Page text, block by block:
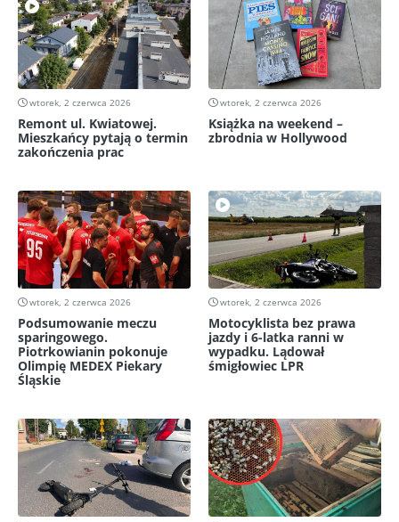
wtorek, 2 czerwca 2026
Remont ul. Kwiatowej.
Mieszkańcy pytają o termin
zakończenia prac
wtorek, 2 czerwca 2026
Książka na weekend –
zbrodnia w Hollywood
wtorek, 2 czerwca 2026
Podsumowanie meczu
sparingowego.
Piotrkowianin pokonuje
Olimpię MEDEX Piekary
Śląskie
wtorek, 2 czerwca 2026
Motocyklista bez prawa
jazdy i 6-latka ranni w
wypadku. Lądował
śmigłowiec LPR